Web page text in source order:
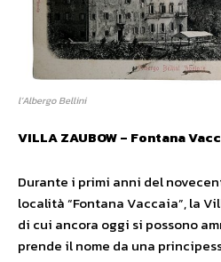
l’Albergo Bellini
VILLA ZAUBOW – Fontana
Durante i primi anni del
località “Fontana Vaccaia”, la
di cui ancora oggi si possono
prende il nome da una